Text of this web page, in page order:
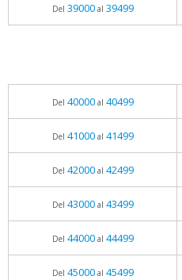
Del 39000al 39499
Del 40000al 40499
Del 41000al 41499
Del 42000al 42499
Del 43000al 43499
Del 44000al 44499
Del 45000al 45499